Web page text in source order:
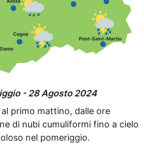
- 28 Agosto 2024
primo mattino, dalle ore
di nubi cumuliformi fino a cielo
nel pomeriggio.